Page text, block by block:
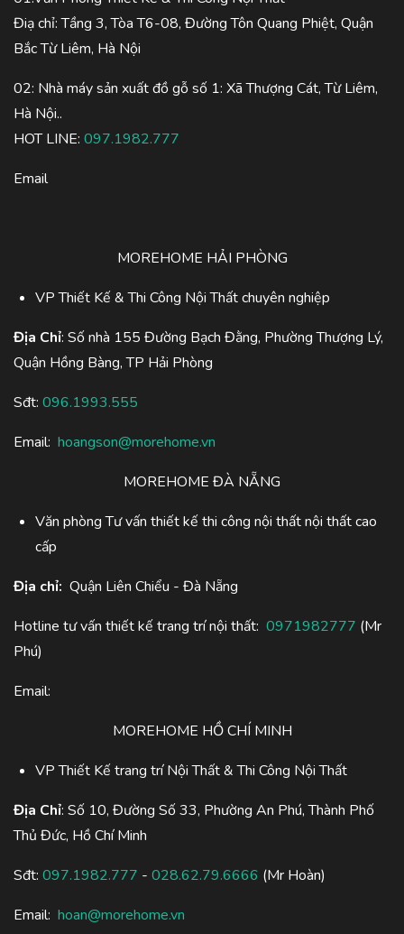
Điạ chỉ: Tầng 3, Tòa T6-08, Đường Tôn Quang Phiệt, Quận
Bắc Từ Liêm, Hà Nội
02: Nhà máy sản xuất đồ gỗ số 1: Xã Thượng Cát, Từ Liêm,
Hà Nội..
HOT LINE: 097.1982.777
Email
MOREHOME HẢI PHÒNG
VP Thiết Kế & Thi Công Nội Thất chuyên nghiệp
Địa Chỉ: Số nhà 155 Đường Bạch Đằng, Phường Thượng Lý,
Quận Hồng Bàng, TP Hải Phòng
Sđt: 096.1993.555
Email: hoangson@morehome.vn
MOREHOME ĐÀ NẴNG
Văn phòng Tư vấn thiết kế thi công nội thất nội thất cao
cấp
Địa chỉ: Quận Liên Chiểu - Đà Nẵng
Hotline tư vấn thiết kế trang trí nội thất: 0971982777 (Mr
Phú)
Email:
MOREHOME HỒ CHÍ MINH
VP Thiết Kế trang trí Nội Thất & Thi Công Nội Thất
Địa Chỉ: Số 10, Đường Số 33, Phường An Phú, Thành Phố
Thủ Đức, Hồ Chí Minh
Sđt: 097.1982.777 - 028.62.79.6666 (Mr Hoàn)
Email: hoan@morehome.vn